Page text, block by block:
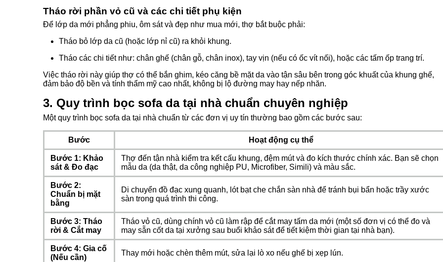
Tháo rời phần vỏ cũ và các chi tiết phụ kiện
Để lớp da mới phẳng phiu, ôm sát và đẹp như mua mới, thợ bắt buộc phải:
Tháo bỏ lớp da cũ (hoặc lớp nỉ cũ) ra khỏi khung.
Tháo các chi tiết như: chân ghế (chân gỗ, chân inox), tay vịn (nếu có ốc vít nối), hoặc các tấm ốp trang trí.
Việc tháo rời này giúp thợ có thể bắn ghim, kéo căng bề mặt da vào tận sâu bên trong góc khuất của khung ghế,
đảm bảo độ bền và tính thẩm mỹ cao nhất, không bị lộ đường may hay nếp nhăn.
3. Quy trình bọc sofa da tại nhà chuẩn chuyên nghiệp
Một quy trình bọc sofa da tại nhà chuẩn từ các đơn vị uy tín thường bao gồm các bước sau:
Bước Hoạt động cụ thể
Bước 1: Khảo
sát & Đo đạc
Thợ đến tận nhà kiểm tra kết cấu khung, đệm mút và đo kích thước chính xác. Bạn sẽ chọn
mẫu da (da thật, da công nghiệp PU, Microfiber, Simili) và màu sắc.
Bước 2:
Chuẩn bị mặt
bằng
Di chuyển đồ đạc xung quanh, lót bạt che chắn sàn nhà để tránh bụi bẩn hoặc trầy xước
sàn trong quá trình thi công.
Bước 3: Tháo
rời & Cắt may
Tháo vỏ cũ, dùng chính vỏ cũ làm rập để cắt may tấm da mới (một số đơn vị có thể đo và
may sẵn cốt da tại xưởng sau buổi khảo sát để tiết kiệm thời gian tại nhà bạn).
Bước 4: Gia cố
(Nếu cần)
Thay mới hoặc chèn thêm mút, sửa lại lò xo nếu ghế bị xẹp lún.